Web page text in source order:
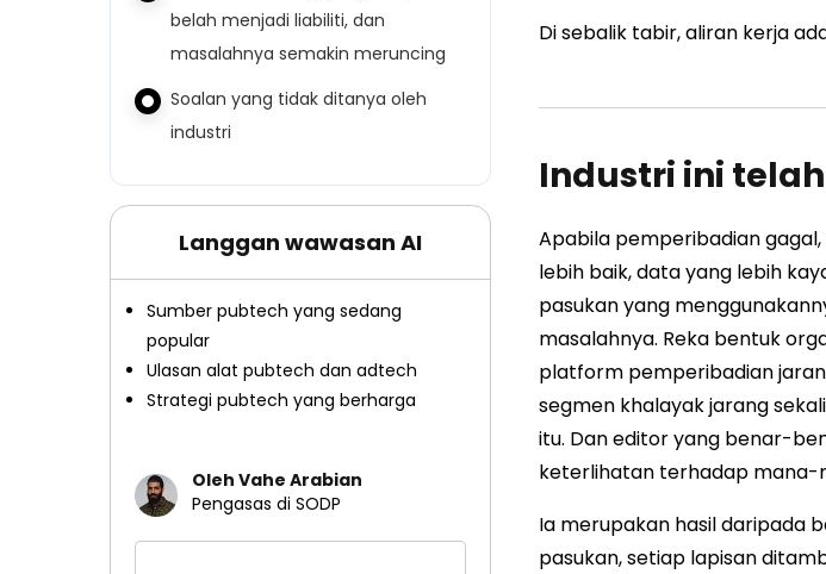
belah menjadi liabiliti, dan
masalahnya semakin meruncing
Soalan yang tidak ditanya oleh
industri
Langgan wawasan AI
Sumber pubtech yang sedang
popular
Ulasan alat pubtech dan adtech
Strategi pubtech yang berharga
Oleh Vahe Arabian
Pengasas di SODP
Di sebalik tabir, aliran kerja
Industri ini
Apabila pemperibadian
lebih baik, data yang lebih
pasukan yang
masalahnya. Reka bentuk
platform pemperibadian
segmen khalayak jarang
itu. Dan editor yang benar-
keterlihatan terhadap mana-
Ia merupakan hasil daripada
pasukan, setiap lapisan